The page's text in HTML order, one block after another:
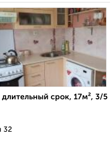
срок, 17м², 3/5
32